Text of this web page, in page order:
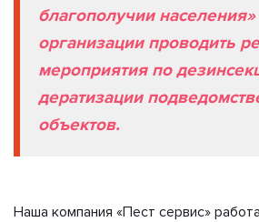
благополучии населения»
организации проводить
мероприятия по
дератизации
объектов.
Наша компания «Пест сервис»